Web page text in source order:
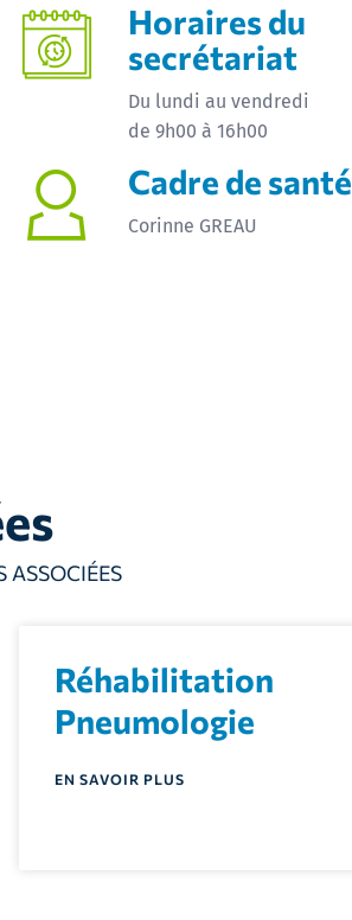
Horaires du
secrétariat
Du lundi au vendredi
de 9h00 à 16h00
Cadre de santé
Corinne GREAU
ASSOCIÉES
Réhabilitation
Pneumologie
EN SAVOIR PLUS